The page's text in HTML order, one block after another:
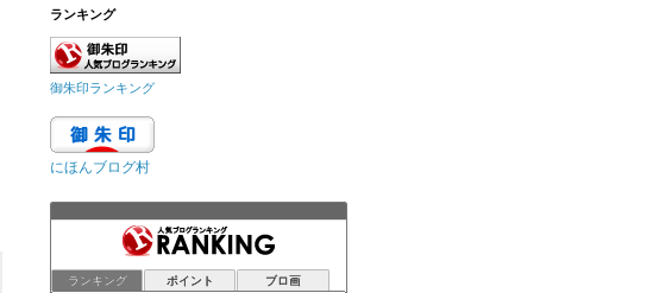
ランキング
御朱印ランキング
にほんブログ村
ランキング ポイント ブロ画